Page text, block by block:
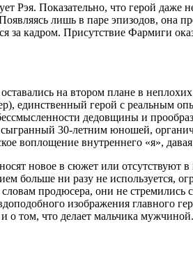
Рэя. Показательно, что герой
лишь в паре эпизодов, она
за кадром. Присутствие Фармиги
на втором плане в
единственный герой с реальным
дедовщины и
30-летним юношей,
воплощение внутреннего «я»,
новое в сюжет или
больше ни разу не
продюсера, они не стремились
изображения главного
о том, что делает мальчика мужчиной.